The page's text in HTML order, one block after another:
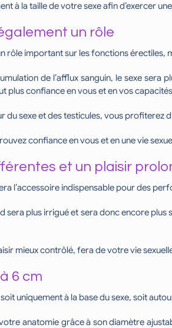
à la taille de votre sexe afin d’exercer
un rôle
rôle important sur les fonctions
de l’afflux sanguin, le sexe
plus confiance en vous et en vos
du sexe et des testicules, vous profiterez
confiance en vous et en une vie
et un plaisir
l’accessoire indispensable pour des
sera plus irrigué et sera donc encore
mieux contrôlé, fera de votre vie
6 cm
soit uniquement à la base du sexe, soit
votre anatomie grâce à son diamètre